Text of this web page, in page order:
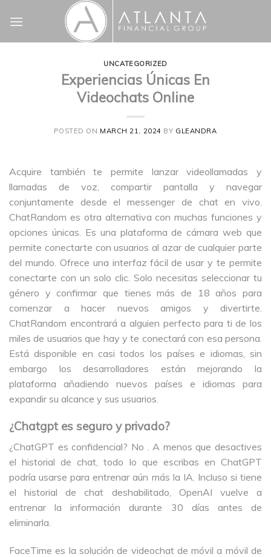
UNCATEGORIZED
Experiencias Únicas En
Videochats Online
POSTED ON MARCH 21, 2024 BY GLEANDRA
Acquire también te permite lanzar videollamadas y
llamadas de voz, compartir pantalla y navegar
conjuntamente desde el messenger de chat en vivo.
ChatRandom es otra alternativa con muchas funciones y
opciones únicas. Es una plataforma de cámara web que
permite conectarte con usuarios al azar de cualquier parte
del mundo. Ofrece una interfaz fácil de usar y te permite
conectarte con un solo clic. Solo necesitas seleccionar tu
género y confirmar que tienes más de 18 años para
comenzar a hacer nuevos amigos y divertirte.
ChatRandom encontrará a alguien perfecto para ti de los
miles de usuarios que hay y te conectará con esa persona.
Está disponible en casi todos los países e idiomas, sin
embargo los desarrolladores están mejorando la
plataforma añadiendo nuevos países e idiomas para
expandir su alcance y sus usuarios.
¿Chatgpt es seguro y privado?
¿ChatGPT es confidencial? No . A menos que desactives
el historial de chat, todo lo que escribas en ChatGPT
podría usarse para entrenar aún más la IA. Incluso si tiene
el historial de chat deshabilitado, OpenAI vuelve a
entrenar la información durante 30 días antes de
eliminarla.
FaceTime es la solución de videochat de móvil a móvil de